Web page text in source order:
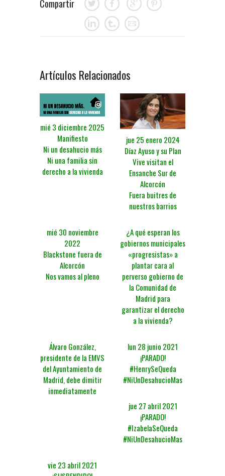
Compartir
Artículos Relacionados
mié 3 diciembre 2025
Manifiesto
Ni un desahucio más
Ni una familia sin
derecho a la vivienda
jue 25 enero 2024
Díaz Ayuso y su Plan
Vive visitan el
Ensanche Sur de
Alcorcón
Fuera buitres de
nuestros barrios
mié 30 noviembre
2022
Blackstone fuera de
Alcorcón
Nos vamos al pleno
¿A qué esperan los
gobiernos municipales
«progresistas» a
plantar cara al
perverso gobierno de
la Comunidad de
Madrid para
garantizar el derecho
a la vivienda?
Álvaro González,
presidente de la EMVS
del Ayuntamiento de
Madrid, debe dimitir
inmediatamente
lun 28 junio 2021
¡PARADO!
#HenrySeQueda
#NiUnDesahucioMas
jue 27 abril 2021
¡PARADO!
#IzabelaSeQueda
#NiUnDesahucioMas
vie 23 abril 2021